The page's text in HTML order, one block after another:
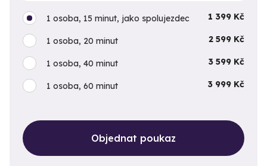
1 osoba, 15 minut, jako spolujezdec 1 399 Kč
1 osoba, 20 minut 2 599 Kč
1 osoba, 40 minut 3 599 Kč
1 osoba, 60 minut 3 999 Kč
Objednat poukaz